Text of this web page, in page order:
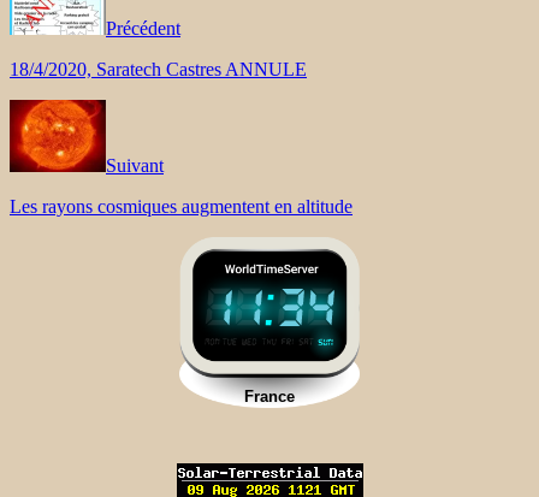
Précédent
18/4/2020, Saratech Castres ANNULE
Suivant
Les rayons cosmiques augmentent en altitude